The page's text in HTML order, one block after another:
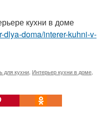
кухни в доме
dlya-doma/interer-kuhni-v-
для кухни, Интерьер кухни в доме,